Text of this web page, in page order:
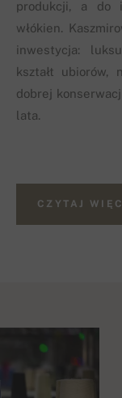
produkcji, a do
włókien.
inwestycja:
kształt
dobrej
lata.
CZYTAJ